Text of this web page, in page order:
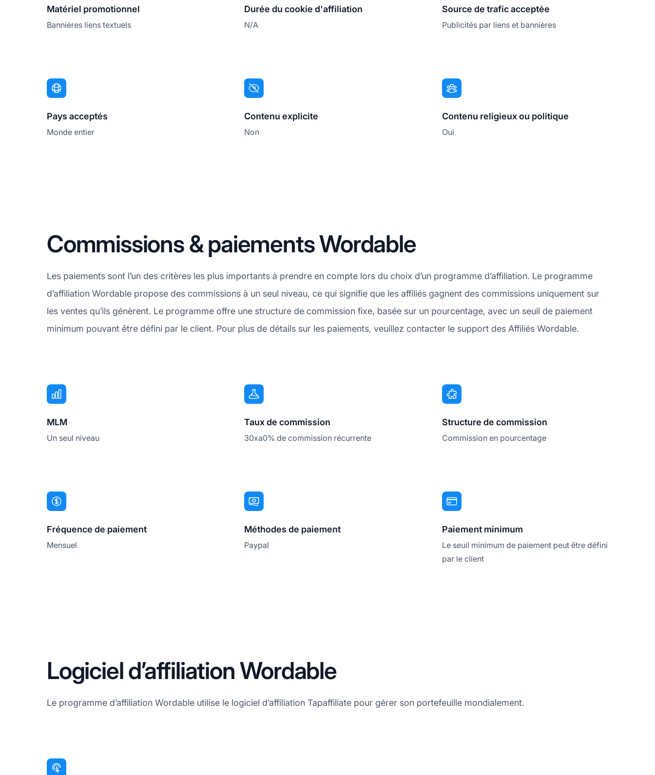
Matériel promotionnel
Bannières liens textuels
Durée du cookie d'affiliation
N/A
Source de trafic acceptée
Publicités par liens et bannières
Pays acceptés
Monde entier
Contenu explicite
Non
Contenu religieux ou politique
Oui
Commissions & paiements Wordable
Les paiements sont l’un des critères les plus importants à prendre en compte lors du choix d’un programme d’affiliation. Le programme
d’affiliation Wordable propose des commissions à un seul niveau, ce qui signifie que les affiliés gagnent des commissions uniquement sur
les ventes qu’ils génèrent. Le programme offre une structure de commission fixe, basée sur un pourcentage, avec un seuil de paiement
minimum pouvant être défini par le client. Pour plus de détails sur les paiements, veuillez contacter le support des Affiliés Wordable.
MLM
Un seul niveau
Taux de commission
30xa0% de commission récurrente
Structure de commission
Commission en pourcentage
Fréquence de paiement
Mensuel
Méthodes de paiement
Paypal
Paiement minimum
Le seuil minimum de paiement peut être défini
par le client
Logiciel d’affiliation Wordable
Le programme d’affiliation Wordable utilise le logiciel d’affiliation Tapaffiliate pour gérer son portefeuille mondialement.